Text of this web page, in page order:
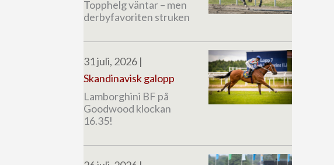
Topphelg väntar – men
derbyfavoriten struken
31 juli, 2026 |
Skandinavisk galopp
Lamborghini BF på
Goodwood klockan
16.35!